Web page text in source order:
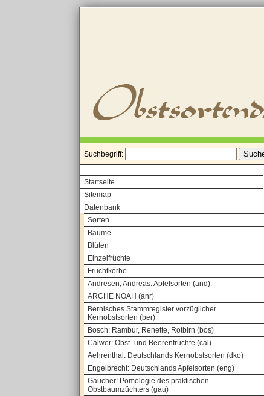
Suchbegriff:
Startseite
Sitemap
Datenbank
Sorten
Bäume
Blüten
Einzelfrüchte
Fruchtkörbe
Andresen, Andreas: Apfelsorten (and)
ARCHE NOAH (anr)
Bernisches Stammregister vorzüglicher
Kernobstsorten (ber)
Bosch: Rambur, Renette, Rotbirn (bos)
Calwer: Obst- und Beerenfrüchte (cal)
Aehrenthal: Deutschlands Kernobstsorten (dko)
Engelbrecht: Deutschlands Apfelsorten (eng)
Gaucher: Pomologie des praktischen
Obstbaumzüchters (gau)